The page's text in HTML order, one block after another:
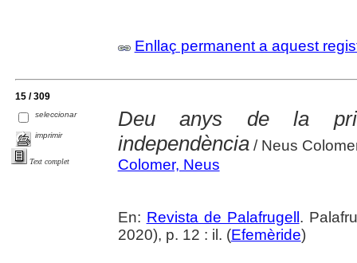
Enllaç permanent a aquest
15 / 309
seleccionar
imprimir
Text complet
Deu anys de la
independència/ Neus
Colomer, Neus
En: Revista de Palafrugell.
2020), p. 12 : il. (Efemèride)